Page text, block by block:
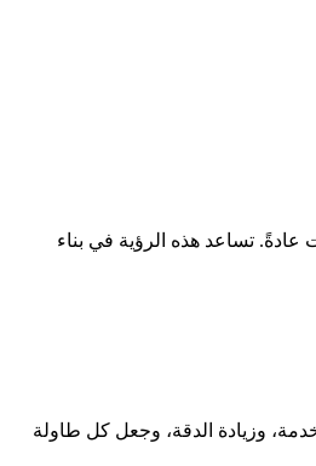
عادةً. تساعد هذه الرؤية في بناء
وزيادة الدقة، وجعل كل طاولة